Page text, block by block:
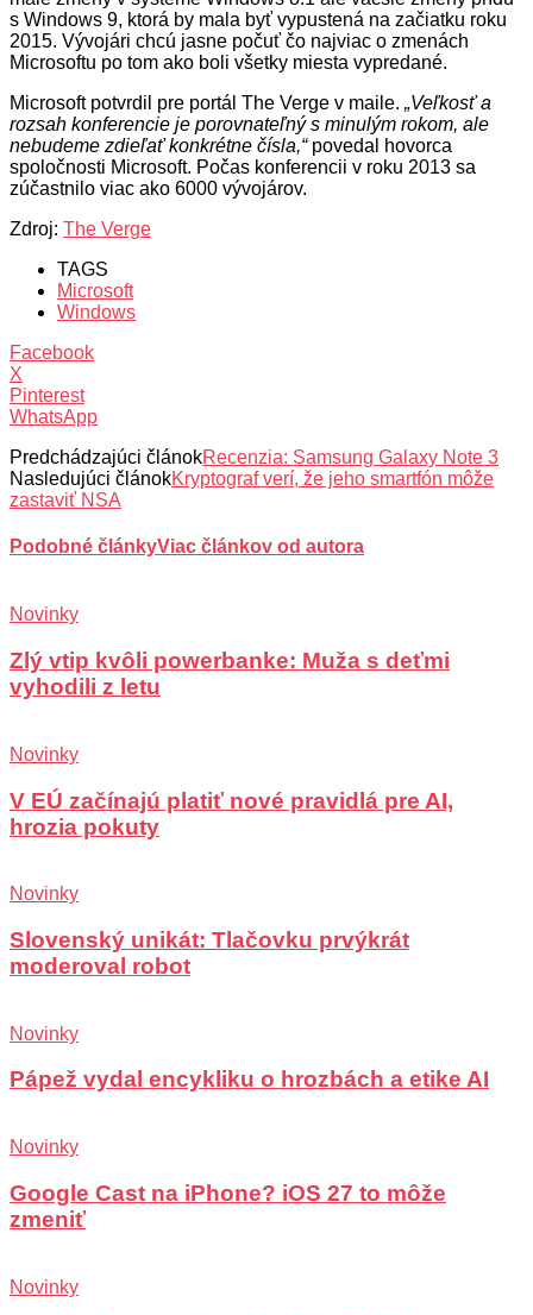
s Windows 9, ktorá by mala byť vypustená na začiatku roku
2015. Vývojári chcú jasne počuť čo najviac o zmenách
Microsoftu po tom ako boli všetky miesta vypredané.
Microsoft potvrdil pre portál The Verge v maile. „Veľkosť a
rozsah konferencie je porovnateľný s minulým rokom, ale
nebudeme zdieľať konkrétne čísla,“ povedal hovorca
spoločnosti Microsoft. Počas konferencii v roku 2013 sa
zúčastnilo viac ako 6000 vývojárov.
Zdroj: The Verge
TAGS
Microsoft
Windows
Facebook
X
Pinterest
WhatsApp
Predchádzajúci článokRecenzia: Samsung Galaxy Note 3
Nasledujúci článokKryptograf verí, že jeho smartfón môže
zastaviť NSA
Podobné článkyViac článkov od autora
Novinky
Zlý vtip kvôli powerbanke: Muža s deťmi
vyhodili z letu
Novinky
V EÚ začínajú platiť nové pravidlá pre AI,
hrozia pokuty
Novinky
Slovenský unikát: Tlačovku prvýkrát
moderoval robot
Novinky
Pápež vydal encykliku o hrozbách a etike AI
Novinky
Google Cast na iPhone? iOS 27 to môže
zmeniť
Novinky